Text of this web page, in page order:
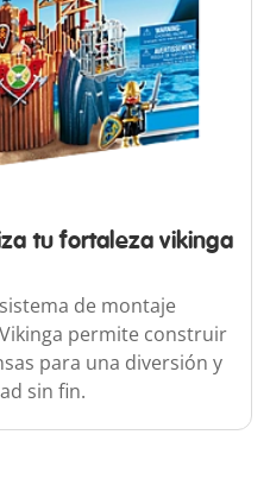
tu fortaleza vikinga
de montaje
Vikinga permite construir
para una diversión y
sin fin.